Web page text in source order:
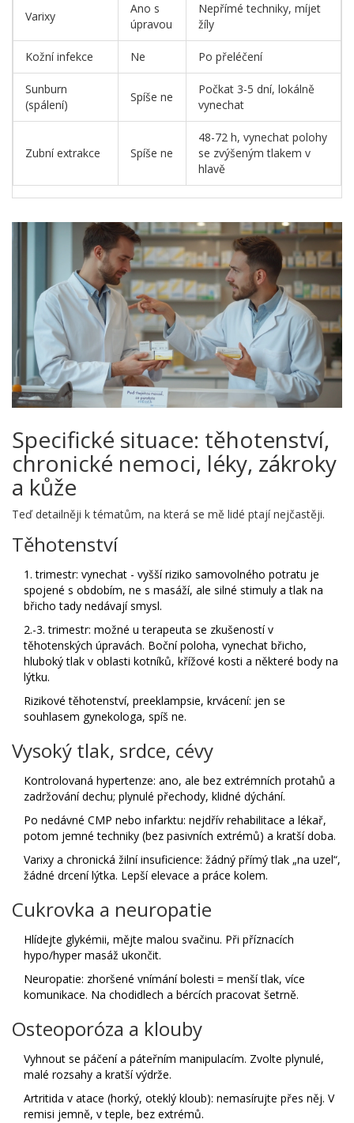
Varixy
Ano s
úpravou
Nepřímé techniky, míjet
žíly
Kožní infekce Ne Po přeléčení
Sunburn
(spálení)
Spíše ne
Počkat 3-5 dní, lokálně
vynechat
Zubní extrakce Spíše ne
48-72 h, vynechat polohy
se zvýšeným tlakem v
hlavě
Specifické situace: těhotenství,
chronické nemoci, léky, zákroky
a kůže
Teď detailněji k tématům, na která se mě lidé ptají nejčastěji.
Těhotenství
1. trimestr: vynechat - vyšší riziko samovolného potratu je
spojené s obdobím, ne s masáží, ale silné stimuly a tlak na
břicho tady nedávají smysl.
2.-3. trimestr: možné u terapeuta se zkušeností v
těhotenských úpravách. Boční poloha, vynechat břicho,
hluboký tlak v oblasti kotníků, křížové kosti a některé body na
lýtku.
Rizikové těhotenství, preeklampsie, krvácení: jen se
souhlasem gynekologa, spíš ne.
Vysoký tlak, srdce, cévy
Kontrolovaná hypertenze: ano, ale bez extrémních protahů a
zadržování dechu; plynulé přechody, klidné dýchání.
Po nedávné CMP nebo infarktu: nejdřív rehabilitace a lékař,
potom jemné techniky (bez pasivních extrémů) a kratší doba.
Varixy a chronická žilní insuficience: žádný přímý tlak „na uzel“,
žádné drcení lýtka. Lepší elevace a práce kolem.
Cukrovka a neuropatie
Hlídejte glykémii, mějte malou svačinu. Při příznacích
hypo/hyper masáž ukončit.
Neuropatie: zhoršené vnímání bolesti = menší tlak, více
komunikace. Na chodidlech a bércích pracovat šetrně.
Osteoporóza a klouby
Vyhnout se páčení a páteřním manipulacím. Zvolte plynulé,
malé rozsahy a kratší výdrže.
Artritida v atace (horký, oteklý kloub): nemasírujte přes něj. V
remisi jemně, v teple, bez extrémů.